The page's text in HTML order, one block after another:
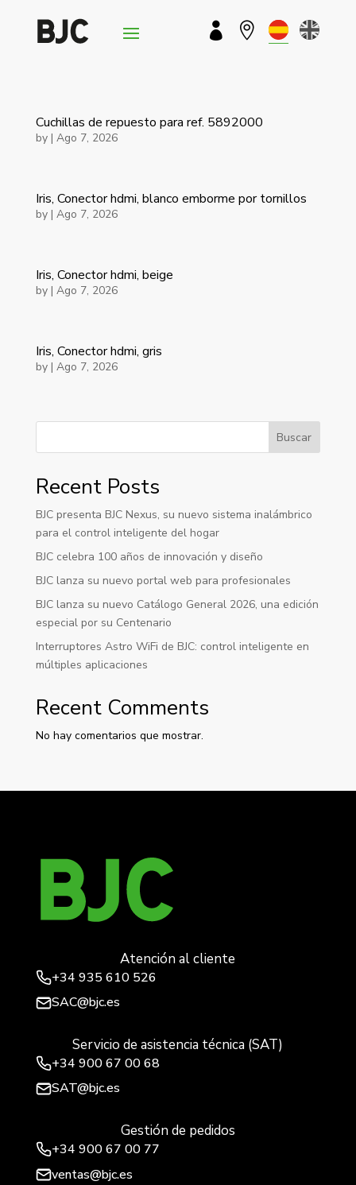
 
Cuchillas de repuesto para ref. 5892000
by | Ago 7, 2026
Iris, Conector hdmi, blanco emborme por tornillos
by | Ago 7, 2026
Iris, Conector hdmi, beige
by | Ago 7, 2026
Iris, Conector hdmi, gris
by | Ago 7, 2026
Buscar
Recent Posts
BJC presenta BJC Nexus, su nuevo sistema inalámbrico
para el control inteligente del hogar
BJC celebra 100 años de innovación y diseño
BJC lanza su nuevo portal web para profesionales
BJC lanza su nuevo Catálogo General 2026, una edición
especial por su Centenario
Interruptores Astro WiFi de BJC: control inteligente en
múltiples aplicaciones
Recent Comments
No hay comentarios que mostrar.
Atención al cliente
+34 935 610 526
SAC@bjc.es
Servicio de asistencia técnica (SAT)
+34 900 67 00 68
SAT@bjc.es
Gestión de pedidos
+34 900 67 00 77
ventas@bjc.es